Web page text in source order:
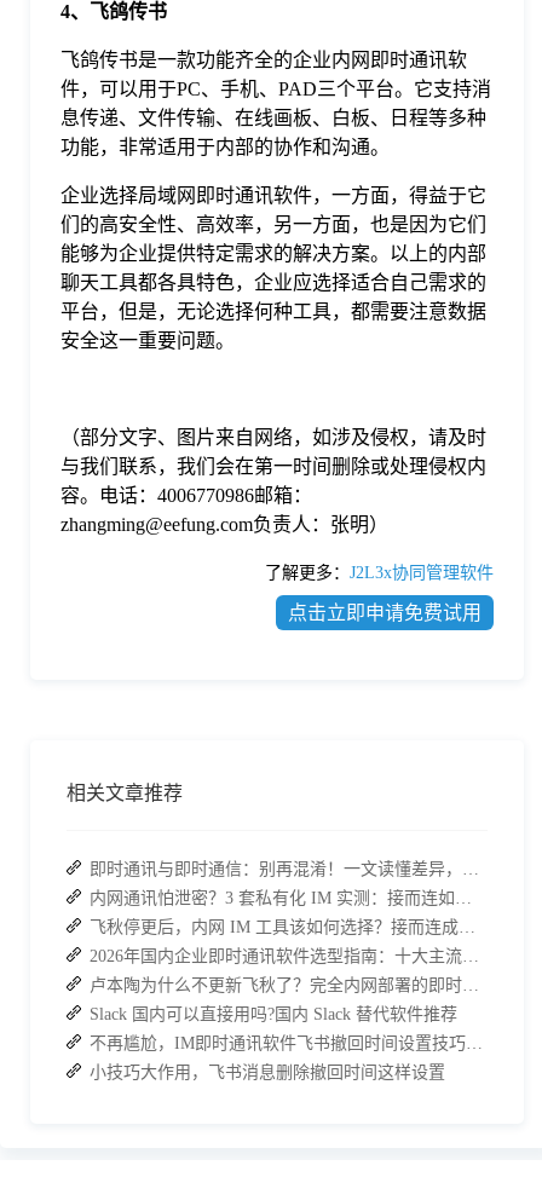
4、飞鸽传书
飞鸽传书是一款功能齐全的企业内网即时通讯软
件，可以用于PC、手机、PAD三个平台。它支持消
息传递、文件传输、在线画板、白板、日程等多种
功能，非常适用于内部的协作和沟通。
企业选择局域网即时通讯软件，一方面，得益于它
们的高安全性、高效率，另一方面，也是因为它们
能够为企业提供特定需求的解决方案。以上的内部
聊天工具都各具特色，企业应选择适合自己需求的
平台，但是，无论选择何种工具，都需要注意数据
安全这一重要问题。
（部分文字、图片来自网络，如涉及侵权，请及时
与我们联系，我们会在第一时间删除或处理侵权内
容。电话：4006770986邮箱：
zhangming@eefung.com负责人：张明）
了解更多： J2L3x协同管理软件
点击立即申请免费试用
相关文章推荐
即时通讯与即时通信：别再混淆！一文读懂差异，接而连适配企业协作需求
内网通讯怕泄密？3 套私有化 IM 实测：接而连如何筑牢安全防线并提效
飞秋停更后，内网 IM 工具该如何选择？接而连成企业新宠
2026年国内企业即时通讯软件选型指南：十大主流平台深度盘点
卢本陶为什么不更新飞秋了？完全内网部署的即时通讯软件推荐
Slack 国内可以直接用吗?国内 Slack 替代软件推荐
不再尴尬，IM即时通讯软件飞书撤回时间设置技巧分享
小技巧大作用，飞书消息删除撤回时间这样设置